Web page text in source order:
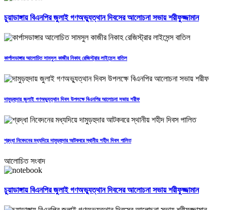
চুয়াডাঙ্গায় বিএনপির জুলাই গণঅভ্যুত্থান দিবসের আলোচনা সভায় শরীফুজ্জামান
কার্পাসডাঙ্গার আলোচিত সামসুল কাজীর নিকাহ রেজিস্ট্রার লাইসেন্স বাতিল
দামুড়হুদায় জুলাই গণঅভ্যুত্থান দিবস উপলক্ষে বিএনপির আলোচনা সভায় শরীফ
শ্রদ্ধা নিবেদনের মধ্যদিয়ে দামুড়হুদার আটকবরে স্থানীয় শহীদ দিবস পালিত
আলোচিত সংবাদ
চুয়াডাঙ্গায় বিএনপির জুলাই গণঅভ্যুত্থান দিবসের আলোচনা সভায় শরীফুজ্জামান